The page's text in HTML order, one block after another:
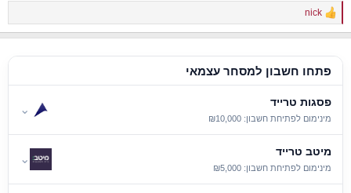
R
e
c
nick
פתחו חשבון למסחר עצמאי
פסגות טרייד
מינימום לפתיחת חשבון: ₪10,000
⌄
מיטב טרייד
מינימום לפתיחת חשבון: ₪5,000
⌄